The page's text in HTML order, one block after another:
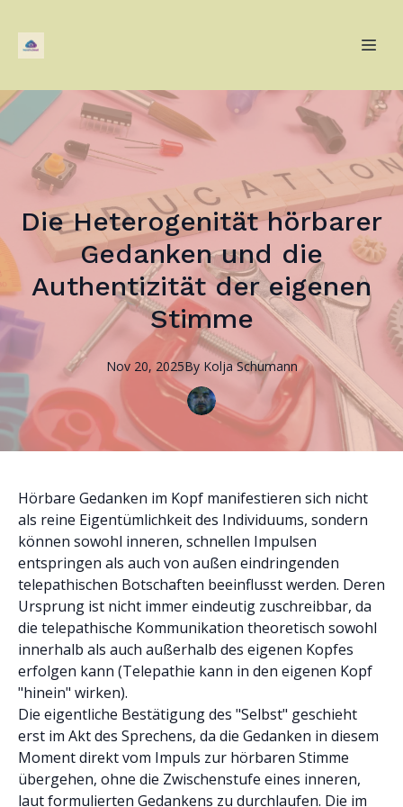
Die Heterogenität hörbarer
Gedanken und die
Authentizität der eigenen
Stimme
Nov 20, 2025By Kolja Schumann
​Hörbare Gedanken im Kopf manifestieren sich nicht
als reine Eigentümlichkeit des Individuums, sondern
können sowohl inneren, schnellen Impulsen
entspringen als auch von außen eindringenden
telepathischen Botschaften beeinflusst werden. Deren
Ursprung ist nicht immer eindeutig zuschreibbar, da
die telepathische Kommunikation theoretisch sowohl
innerhalb als auch außerhalb des eigenen Kopfes
erfolgen kann (Telepathie kann in den eigenen Kopf
"hinein" wirken).
​Die eigentliche Bestätigung des "Selbst" geschieht
erst im Akt des Sprechens, da die Gedanken in diesem
Moment direkt vom Impuls zur hörbaren Stimme
übergehen, ohne die Zwischenstufe eines inneren,
laut formulierten Gedankens zu durchlaufen. Die im